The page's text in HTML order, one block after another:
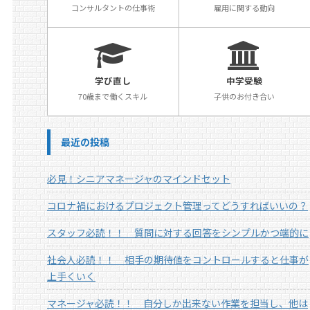
コンサルタントの仕事術 雇用に関する動向
学び直し
70歳まで働くスキル
中学受験
子供のお付き合い
最近の投稿
必見！シニアマネージャのマインドセット
コロナ禍におけるプロジェクト管理ってどうすればいいの？
スタッフ必読！！ 質問に対する回答をシンプルかつ端的に
社会人必読！！ 相手の期待値をコントロールすると仕事が
上手くいく
マネージャ必読！！ 自分しか出来ない作業を担当し、他は